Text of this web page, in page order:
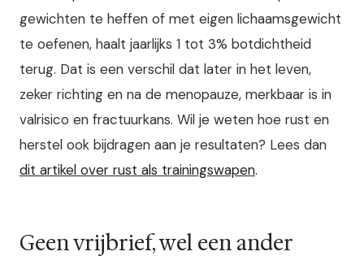
gewichten te heffen of met eigen lichaamsgewicht
te oefenen, haalt jaarlijks 1 tot 3% botdichtheid
terug. Dat is een verschil dat later in het leven,
zeker richting en na de menopauze, merkbaar is in
valrisico en fractuurkans. Wil je weten hoe rust en
herstel ook bijdragen aan je resultaten? Lees dan
dit artikel over rust als trainingswapen.
Geen vrijbrief, wel een ander